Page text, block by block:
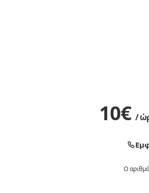
10€ /
Ο